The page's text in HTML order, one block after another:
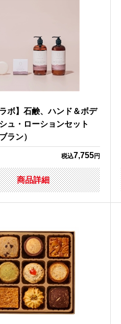
ラボ】石鹸、ハンド＆ボデ
ュ・ローションセット
ラン）
税込7,755円
商品詳細